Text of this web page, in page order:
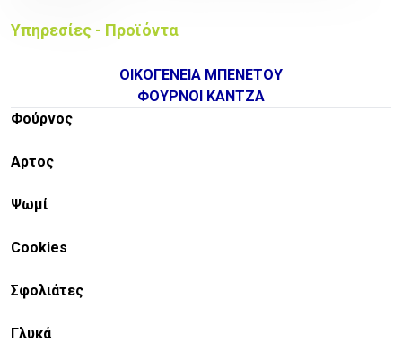
Υπηρεσίες - Προϊόντα
ΟΙΚΟΓΕΝΕΙΑ ΜΠΕΝΕΤΟΥ
ΦΟΥΡΝΟΙ ΚΑΝΤΖΑ
Φούρνος
Αρτος
Ψωμί
Cookies
Σφολιάτες
Γλυκά